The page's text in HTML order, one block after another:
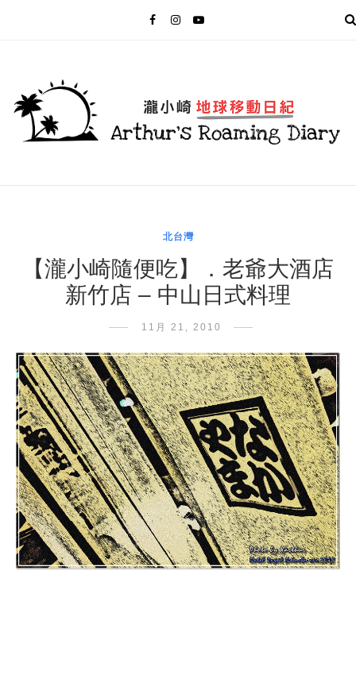
北台灣
【瀧小崎隨便吃】．老爺大酒店
新竹店 – 中山日式料理
11月 21, 2010